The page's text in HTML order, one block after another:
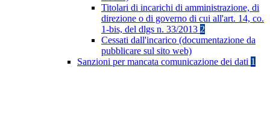
Titolari di incarichi di amministrazione, di
direzione o di governo di cui all'art. 14, co.
1-bis, del dlgs n. 33/2013 2
Cessati dall'incarico (documentazione da
pubblicare sul sito web)
Sanzioni per mancata comunicazione dei dati 1